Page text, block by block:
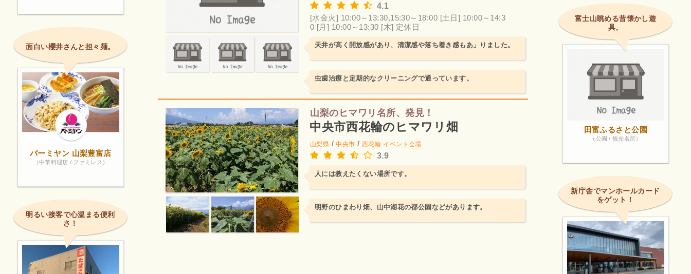
4.1
[水金火] 10:00～13:30,15:30～18:00 [土日] 10:00～14:3
0 [月] 10:00～13:30 [木] 定休日
天井が高く開放感があり、清潔感や落ち着き感もあ」りました。
虫歯治療と定期的なクリーニングで通っています。
山梨のヒマワリ名所、発見！
中央市西花輪のヒマワリ畑
山梨県 /中央市 / 西花輪 イベント会場
3.9
人には教えたくない場所です。
明野のひまわり畑、山中湖花の都公園などがあります。
面白い櫻井さんと担々麺。
バーミヤン 山梨豊富店
（中華料理店 / ファミレス）
明るい接客で心温まる便利
さ！
富士山眺める昔懐かし遊
具。
田富ふるさと公園
（公園 / 観光名所）
新庁舎でマンホールカード
をゲット！